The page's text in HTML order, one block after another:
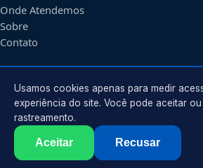
Onde Atendemos
Sobre
Contato
CONTATO
Atendimento em
2026 Encanador emUberlândia
. Todos
Usamos cookies apenas para medir
experiência do site. Você pode aceitar
rastreamento.
Aceitar Recusar